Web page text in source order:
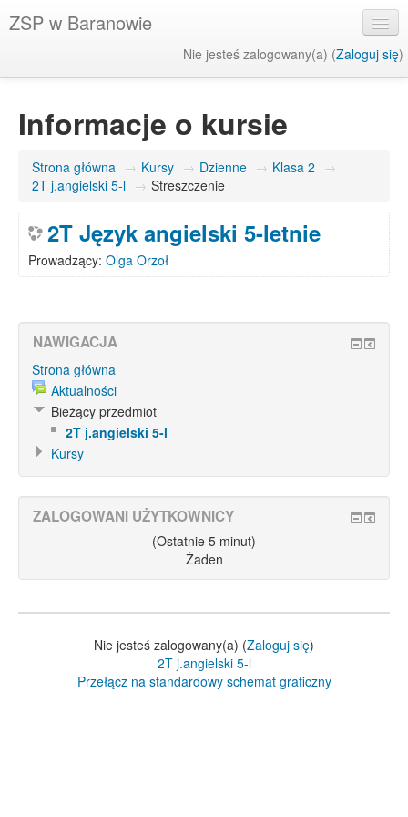
ZSP w Baranowie
Nie jesteś zalogowany(a) (Zaloguj się)
Informacje o kursie
Strona główna → Kursy → Dzienne → Klasa 2 →
2T j.angielski 5-l → Streszczenie
2T Język angielski 5-letnie
Prowadzący: Olga Orzoł
NAWIGACJA
Strona główna
Aktualności
Bieżący przedmiot
2T j.angielski 5-l
Kursy
ZALOGOWANI UŻYTKOWNICY
(Ostatnie 5 minut)
Żaden
Nie jesteś zalogowany(a) (Zaloguj się)
2T j.angielski 5-l
Przełącz na standardowy schemat graficzny